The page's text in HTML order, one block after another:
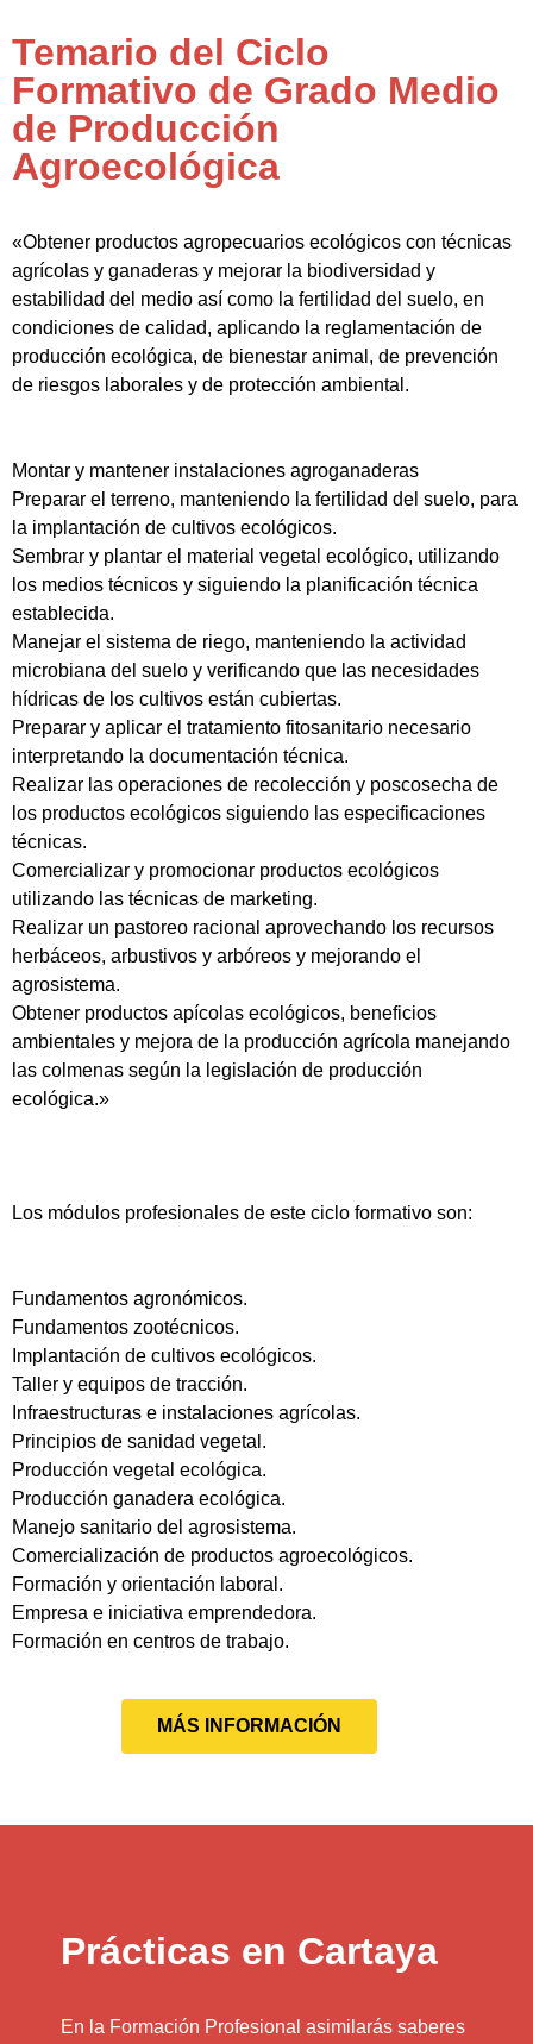
Temario del Ciclo
Formativo de Grado Medio
de Producción
Agroecológica
«Obtener productos agropecuarios ecológicos con técnicas
agrícolas y ganaderas y mejorar la biodiversidad y
estabilidad del medio así como la fertilidad del suelo, en
condiciones de calidad, aplicando la reglamentación de
producción ecológica, de bienestar animal, de prevención
de riesgos laborales y de protección ambiental.
Montar y mantener instalaciones agroganaderas
Preparar el terreno, manteniendo la fertilidad del suelo, para
la implantación de cultivos ecológicos.
Sembrar y plantar el material vegetal ecológico, utilizando
los medios técnicos y siguiendo la planificación técnica
establecida.
Manejar el sistema de riego, manteniendo la actividad
microbiana del suelo y verificando que las necesidades
hídricas de los cultivos están cubiertas.
Preparar y aplicar el tratamiento fitosanitario necesario
interpretando la documentación técnica.
Realizar las operaciones de recolección y poscosecha de
los productos ecológicos siguiendo las especificaciones
técnicas.
Comercializar y promocionar productos ecológicos
utilizando las técnicas de marketing.
Realizar un pastoreo racional aprovechando los recursos
herbáceos, arbustivos y arbóreos y mejorando el
agrosistema.
Obtener productos apícolas ecológicos, beneficios
ambientales y mejora de la producción agrícola manejando
las colmenas según la legislación de producción
ecológica.»
Los módulos profesionales de este ciclo formativo son:
Fundamentos agronómicos.
Fundamentos zootécnicos.
Implantación de cultivos ecológicos.
Taller y equipos de tracción.
Infraestructuras e instalaciones agrícolas.
Principios de sanidad vegetal.
Producción vegetal ecológica.
Producción ganadera ecológica.
Manejo sanitario del agrosistema.
Comercialización de productos agroecológicos.
Formación y orientación laboral.
Empresa e iniciativa emprendedora.
Formación en centros de trabajo.
MÁS INFORMACIÓN
Prácticas en Cartaya
En la Formación Profesional asimilarás saberes